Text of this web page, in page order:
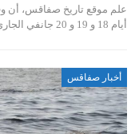
علم موقع تاريخ صفاقس، أن
أيام 18 و 19 و 20 جانفي الجاري، وذلك بعد أن…
أخبار صفاقس